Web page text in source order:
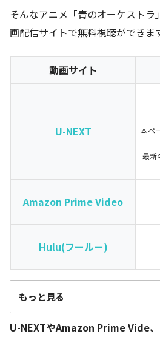
そんなアニメ「青のオーケスト
画配信サイトで無料視聴ができま
動画サイト
U-NEXT
本ペ
最新
Amazon Prime Video
Hulu(フールー)
もっと見る
U-NEXTやAmazon Prime Vide